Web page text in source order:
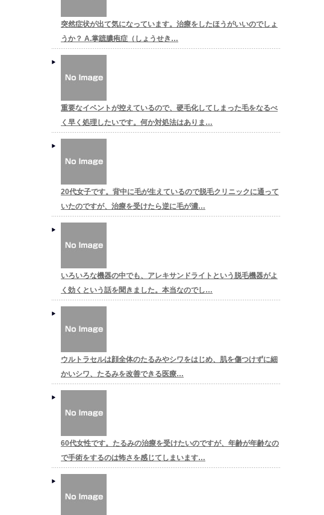
突然症状が出て気になっています。治療をしたほうがいいのでしょ
うか？ A.掌蹠膿疱症（しょうせき…
重要なイベントが控えているので、硬毛化してしまった毛をなるべ
く早く処理したいです。何か対処法はありま…
20代女子です。背中に毛が生えているので脱毛クリニックに通って
いたのですが、治療を受けたら逆に毛が濃…
いろいろな機器の中でも、アレキサンドライトという脱毛機器がよ
く効くという話を聞きました。本当なのでし…
ウルトラセルは顔全体のたるみやシワをはじめ、肌を傷つけずに細
かいシワ、たるみを改善できる医療…
60代女性です。たるみの治療を受けたいのですが、年齢が年齢なの
で手術をするのは怖さを感じてしまいます…